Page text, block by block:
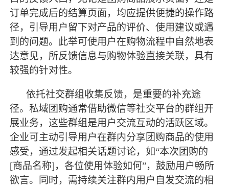
订单完成后的结算页面，均应提供便捷的操作路
径，引导用户留下对产品的评价、使用建议或遇
到的问题。此举可使用户在购物流程中自然地表
达意见，所反馈信息与购物体验直接关联，具有
较强的针对性。
依托社交群组收集反馈，是重要的补充途
径。私域团购通常借助微信等社交平台的群组开
展业务，这些群组是用户交流互动的活跃区域。
企业可主动引导用户在群内分享团购商品的使用
感受，通过发起相关话题讨论，如“本次团购的
[商品名称]，各位使用体验如何”，鼓励用户畅所
欲言。同时，需持续关注群内用户自发交流的相